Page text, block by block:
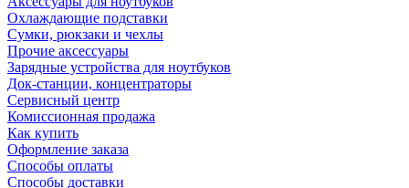
Охлаждающие подставки
Сумки, рюкзаки и чехлы
Прочие аксессуары
Зарядные устройства для ноутбуков
Док-станции, концентраторы
Сервисный центр
Комиссионная продажа
Как купить
Оформление заказа
Способы оплаты
Способы доставки